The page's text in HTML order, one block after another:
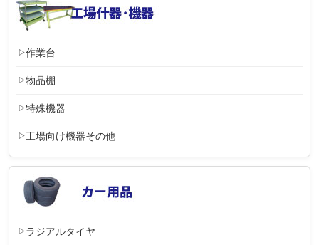
作業台
物品棚
特殊機器
工場向け機器その他
ラジアルタイヤ